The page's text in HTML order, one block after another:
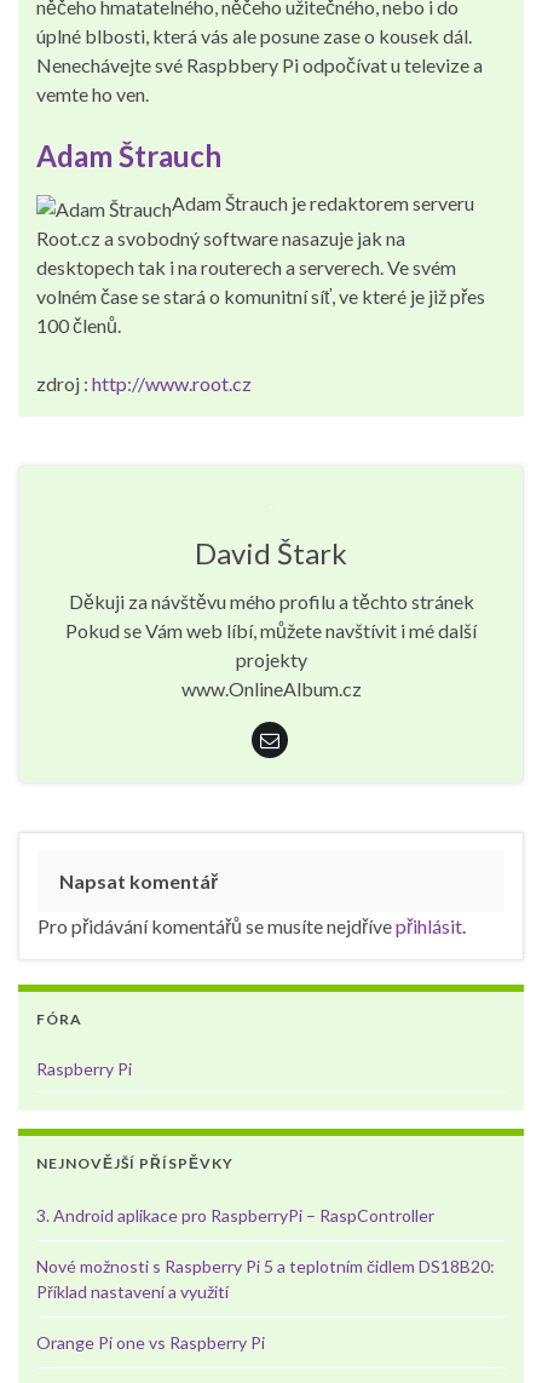
něčeho hmatatelného, něčeho užitečného, nebo i do
úplné blbosti, která vás ale posune zase o kousek dál.
Nenechávejte své Raspbbery Pi odpočívat u televize a
vemte ho ven.
Adam Štrauch
Adam Štrauch je redaktorem serveru
Root.cz a svobodný software nasazuje jak na
desktopech tak i na routerech a serverech. Ve svém
volném čase se stará o komunitní síť, ve které je již přes
100 členů.
zdroj : http://www.root.cz
David Štark
Děkuji za návštěvu mého profilu a těchto stránek
Pokud se Vám web líbí, můžete navštívit i mé další
projekty
www.OnlineAlbum.cz
Napsat komentář
Pro přidávání komentářů se musíte nejdřívepřihlásit.
FÓRA
Raspberry Pi
NEJNOVĚJŠÍ PŘÍSPĚVKY
3. Android aplikace pro RaspberryPi – RaspController
Nové možnosti s Raspberry Pi 5 a teplotním čidlem DS18B20:
Příklad nastavení a využití
Orange Pi one vs Raspberry Pi